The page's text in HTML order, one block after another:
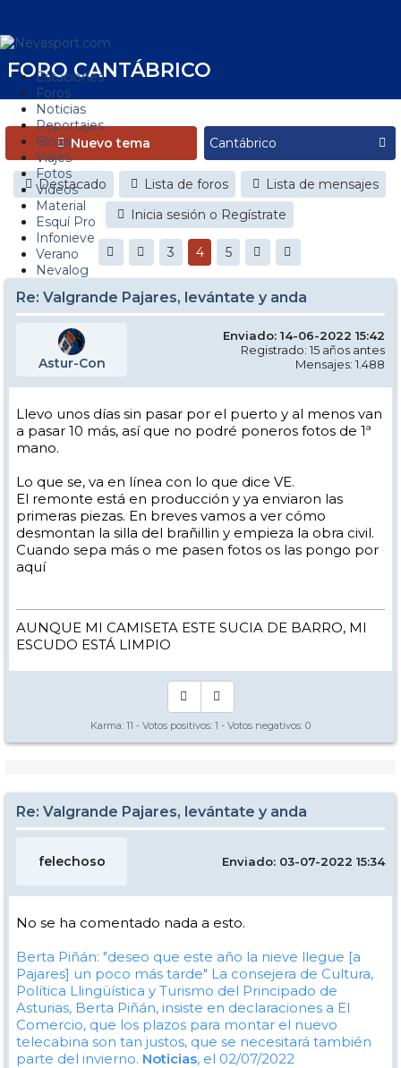
Estaciones
Foros
Noticias
Reportajes
Blogs
Viajes
Fotos
Videos
Material
Esquí Pro
Infonieve
Verano
Nevalog
FORO CANTÁBRICO
Nuevo tema
Destacado Lista de foros
Lista de mensajes
Inicia sesión o Regístrate
3 4 5
Re: Valgrande Pajares, levántate y anda
Astur-Con
Enviado: 14-06-2022 15:42
Registrado: 15 años antes
Mensajes: 1.488
Llevo unos días sin pasar por el puerto y al menos van
a pasar 10 más, así que no podré poneros fotos de 1ª
mano.
Lo que se, va en línea con lo que dice VE.
El remonte está en producción y ya enviaron las
primeras piezas. En breves vamos a ver cómo
desmontan la silla del brañillin y empieza la obra civil.
Cuando sepa más o me pasen fotos os las pongo por
aquí
AUNQUE MI CAMISETA ESTE SUCIA DE BARRO, MI
ESCUDO ESTÁ LIMPIO
Karma: 11 - Votos positivos: 1 - Votos negativos: 0
Re: Valgrande Pajares, levántate y anda
felechoso Enviado: 03-07-2022 15:34
No se ha comentado nada a esto.
Berta Piñán: "deseo que este año la nieve llegue [a
Pajares] un poco más tarde" La consejera de Cultura,
Política Llingüística y Turismo del Principado de
Asturias, Berta Piñán, insiste en declaraciones a El
Comercio, que los plazos para montar el nuevo
telecabina son tan justos, que se necesitará también
parte del invierno. Noticias, el 02/07/2022